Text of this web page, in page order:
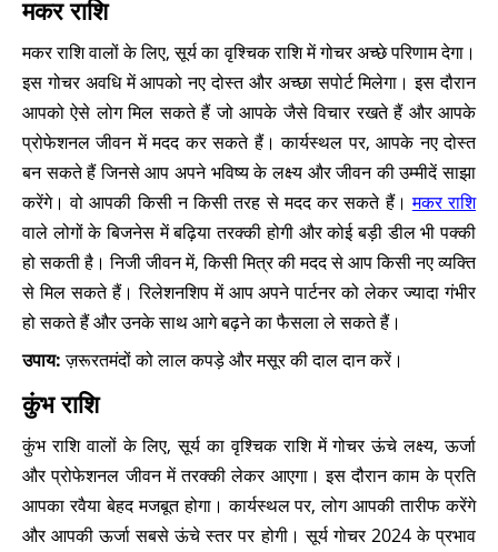
मकर राशि
मकर राशि वालों के लिए, सूर्य का वृश्चिक राशि में गोचर अच्छे परिणाम देगा।
इस गोचर अवधि में आपको नए दोस्त और अच्छा सपोर्ट मिलेगा। इस दौरान
आपको ऐसे लोग मिल सकते हैं जो आपके जैसे विचार रखते हैं और आपके
प्रोफेशनल जीवन में मदद कर सकते हैं। कार्यस्थल पर, आपके नए दोस्त
बन सकते हैं जिनसे आप अपने भविष्य के लक्ष्य और जीवन की उम्मीदें साझा
करेंगे। वो आपकी किसी न किसी तरह से मदद कर सकते हैं।मकर राशि
वाले लोगों के बिजनेस में बढ़िया तरक्की होगी और कोई बड़ी डील भी पक्की
हो सकती है। निजी जीवन में, किसी मित्र की मदद से आप किसी नए व्यक्ति
से मिल सकते हैं। रिलेशनशिप में आप अपने पार्टनर को लेकर ज्यादा गंभीर
हो सकते हैं और उनके साथ आगे बढ़ने का फैसला ले सकते हैं।
उपाय:ज़रूरतमंदों को लाल कपड़े और मसूर की दाल दान करें।
कुंभ राशि
कुंभ राशि वालों के लिए, सूर्य का वृश्चिक राशि में गोचर ऊंचे लक्ष्य, ऊर्जा
और प्रोफेशनल जीवन में तरक्की लेकर आएगा। इस दौरान काम के प्रति
आपका रवैया बेहद मजबूत होगा। कार्यस्थल पर, लोग आपकी तारीफ करेंगे
और आपकी ऊर्जा सबसे ऊंचे स्तर पर होगी। सूर्य गोचर 2024 के प्रभाव